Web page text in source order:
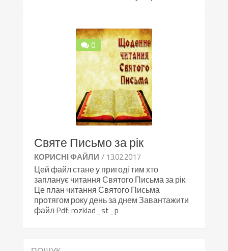
0
Святе Письмо за рік
КОРИСНІ ФАЙЛИ / 13.02.2017
Цей файл стане у пригоді тим хто
запланує читання Святого Письма за рік.
Це план читання Святого Письма
протягом року день за днем Завантажити
файл Pdf: rozklad_st_p